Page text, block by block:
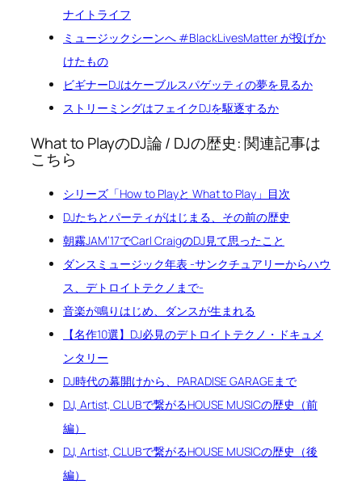
ナイトライフ
ミュージックシーンへ #BlackLivesMatter が投げか
けたもの
ビギナーDJはケーブルスパゲッティの夢を見るか
ストリーミングはフェイクDJを駆逐するか
What to PlayのDJ論 / DJの歴史: 関連記事は
こちら
シリーズ「How to Playと What to Play」目次
DJたちとパーティがはじまる、その前の歴史
朝霧JAM’17でCarl CraigのDJ見て思ったこと
ダンスミュージック年表 -サンクチュアリーからハウ
ス、デトロイトテクノまで-
音楽が鳴りはじめ、ダンスが生まれる
【名作10選】DJ必見のデトロイトテクノ・ドキュメ
ンタリー
DJ時代の幕開けから、PARADISE GARAGEまで
DJ, Artist, CLUBで繋がるHOUSE MUSICの歴史（前
編）
DJ, Artist, CLUBで繋がるHOUSE MUSICの歴史（後
編）